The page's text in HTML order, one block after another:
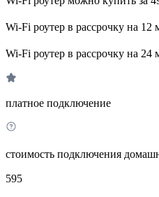
Wi-Fi роутер в рассрочку на 12
Wi-Fi роутер в рассрочку на 24
платное подключение
стоимость подключения
595